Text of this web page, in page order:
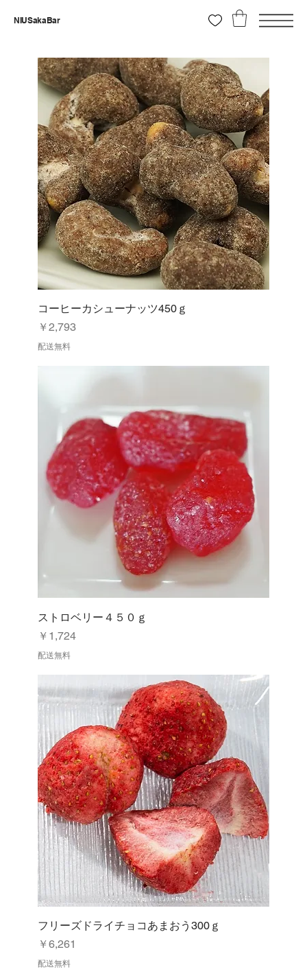
NIUSakaBar
コーヒーカシューナッツ450ｇ
価格
￥2,793
配送無料
ストロベリー４５０ｇ
価格
￥1,724
配送無料
フリーズドライチョコあまおう300ｇ
価格
￥6,261
配送無料